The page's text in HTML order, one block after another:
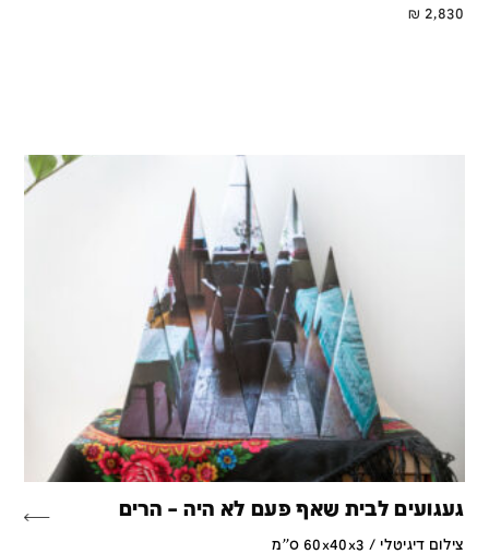
2,830
₪
געגועים לבית שאף פעם לא היה – הרים
צילום דיגיטלי / 60x40x3 ס''מ